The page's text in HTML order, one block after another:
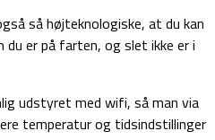
så højteknologiske, at du kan
er på farten, og slet ikke er i
udstyret med wifi, så man via
temperatur og tidsindstillinger